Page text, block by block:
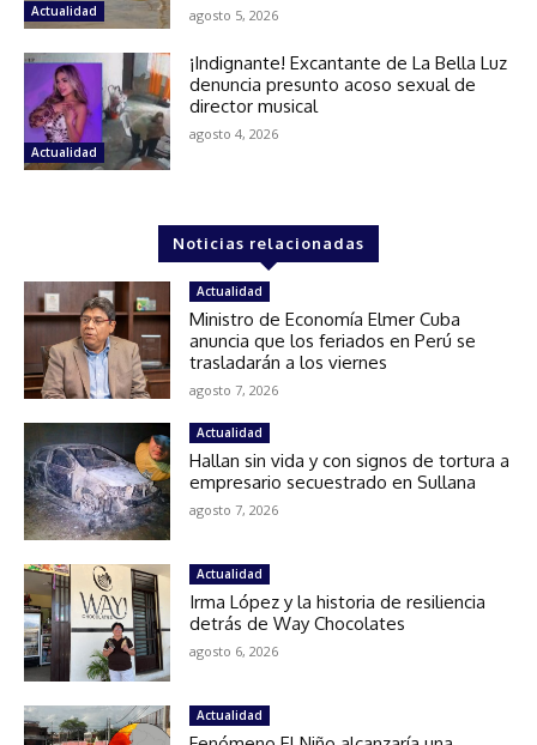
Actualidad agosto 5, 2026
Actualidad
¡Indignante! Excantante de La Bella Luz
denuncia presunto acoso sexual de
director musical
agosto 4, 2026
Noticias relacionadas
Actualidad
Ministro de Economía Elmer Cuba
anuncia que los feriados en Perú se
trasladarán a los viernes
agosto 7, 2026
Actualidad
Hallan sin vida y con signos de tortura a
empresario secuestrado en Sullana
agosto 7, 2026
Actualidad
Irma López y la historia de resiliencia
detrás de Way Chocolates
agosto 6, 2026
Actualidad